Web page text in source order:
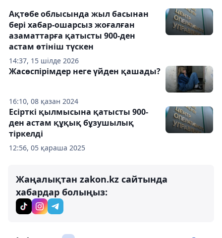
14:37, 15 шілде 2026
Ақтөбе облысында жыл басынан
бері хабар-ошарсыз жоғалған
азаматтарға қатысты 900-ден
астам өтініш түскен
16:10, 08 қазан 2024
Жасөспірімдер неге үйден қашады?
12:56, 05 қараша 2025
Есірткі қылмысына қатысты 900-
ден астам құқық бұзушылық
тіркелді
Жаңалықтан zakon.kz сайтында
хабардар болыңыз: